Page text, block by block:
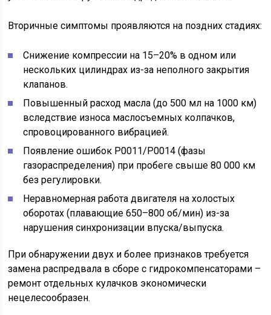
Вторичные симптомы проявляются на поздних стадиях:
Снижение компрессии на 15–20% в одном или
нескольких цилиндрах из-за неполного закрытия
клапанов.
Повышенный расход масла (до 500 мл на 1000 км)
вследствие износа маслосъемных колпачков,
спровоцированного вибрацией.
Появление ошибок P0011/P0014 (фазы
газораспределения) при пробеге свыше 80 000 км
без регулировки.
Неравномерная работа двигателя на холостых
оборотах (плавающие 650–800 об/мин) из-за
нарушения синхронизации впуска/выпуска.
При обнаружении двух и более признаков требуется
замена распредвала в сборе с гидрокомпенсаторами –
ремонт отдельных кулачков экономически
нецелесообразен.